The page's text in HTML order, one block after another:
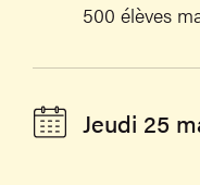
500 élèves
Jeudi 25